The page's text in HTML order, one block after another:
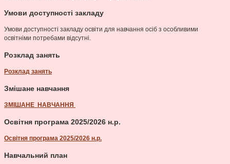
Умови доступності закладу
Умови доступності закладу освіти для навчання осіб з особливими
освітніми потребами відсутні.
Розклад занять
Розклад занять
Змішане навчання
ЗМІШАНЕ НАВЧАННЯ
Освітня програма 2025/2026 н.р.
Освітня програма 2025/2026 н.р.
Навчальний план